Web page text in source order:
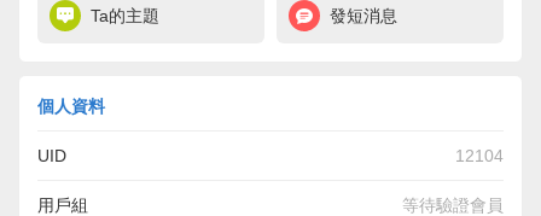
Ta的主題 發短消息
個人資料
UID 12104
用戶組 等待驗證會員